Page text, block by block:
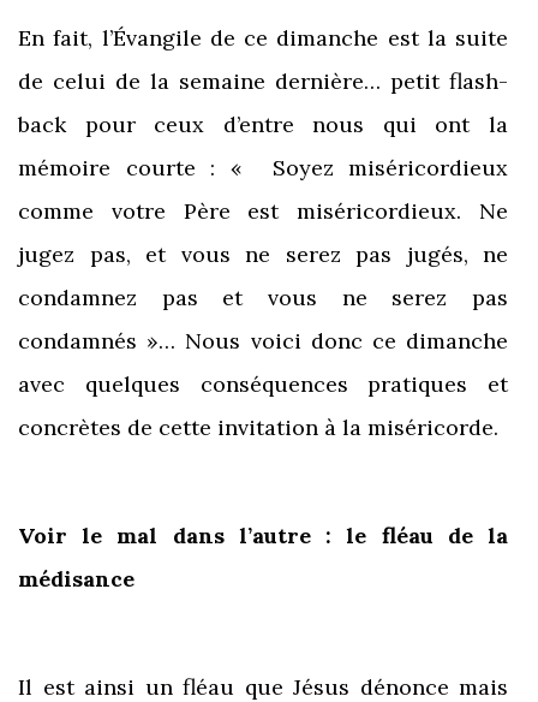
En fait, l’Évangile de ce dimanche est la suite
de celui de la semaine dernière… petit flash-
back pour ceux d’entre nous qui ont la
mémoire courte : « Soyez miséricordieux
comme votre Père est miséricordieux. Ne
jugez pas, et vous ne serez pas jugés, ne
condamnez pas et vous ne serez pas
condamnés »… Nous voici donc ce dimanche
avec quelques conséquences pratiques et
concrètes de cette invitation à la miséricorde.
Voir le mal dans l’autre : le fléau de la
médisance
Il est ainsi un fléau que Jésus dénonce mais